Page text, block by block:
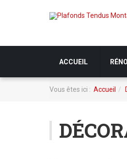
ACCUEIL
Vous êtes ici : Accueil